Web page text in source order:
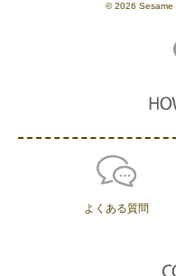
© 2026 Sesame
よくある質問